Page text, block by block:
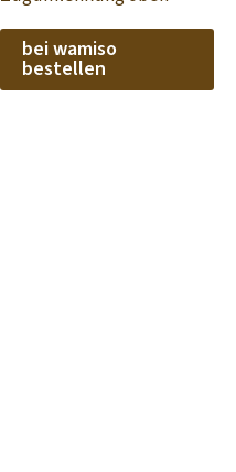
bei wamiso
bestellen